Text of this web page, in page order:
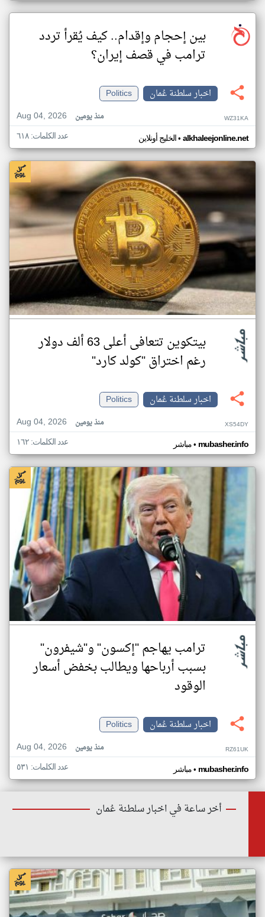
بين إحجام وإقدام.. كيف يُقرأ تردد
ترامب في قصف إيران؟
اخبار سلطنة عُمان
Politics
Aug 04, 2026
منذ يومين WZ31KA
الخليج أونلاين• alkhaleejonline.net عدد الكلمات: ٦١٨
بيتكوين تتعافى أعلى 63 ألف دولار
رغم اختراق "كولد كارد"
اخبار سلطنة عُمان
Politics
Aug 04, 2026
منذ يومين XS54DY
مباشر• mubasher.info عدد الكلمات: ١٦٢
ترامب يهاجم "إكسون" و"شيفرون"
بسبب أرباحها ويطالب بخفض أسعار
الوقود
اخبار سلطنة عُمان
Politics
Aug 04, 2026
منذ يومين RZ61UK
مباشر• mubasher.info عدد الكلمات: ٥٣١
أخر ساعة في اخبار سلطنة عُمان